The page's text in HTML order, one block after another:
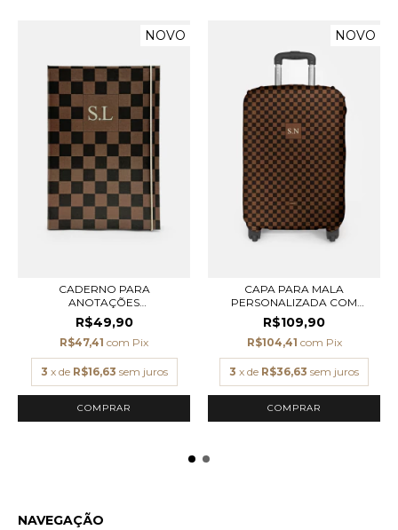
NOVO
CADERNO PARA
ANOTAÇÕES
PERSONALIZADO CAP...
R$49,90
R$47,41 com Pix
3 x de R$16,63 sem juros
COMPRAR
NOVO
CAPA PARA MALA
PERSONALIZADA COM
INICIAI...
R$109,90
R$104,41 com Pix
3 x de R$36,63 sem juros
COMPRAR
NAVEGAÇÃO